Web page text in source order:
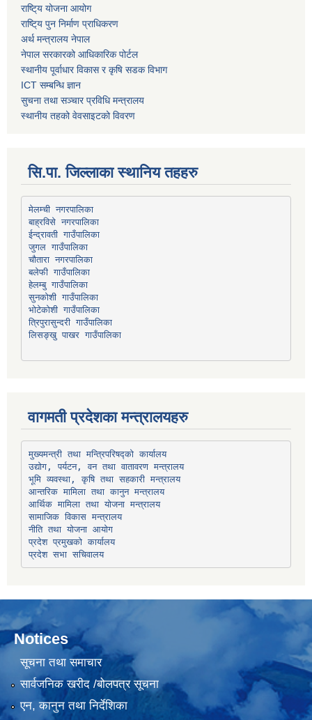
राष्टि्य योजना आयोग
राष्टि्य पुन निर्माण प्राधिकरण
अर्थ मन्त्रालय नेपाल
नेपाल सरकारको आधिकारिक पोर्टल
स्थानीय पूर्वाधार विकास र कृषि सडक विभाग
ICT सम्बन्धि ज्ञान
सुचना तथा सञ्चार प्रविधि मन्त्रालय
स्थानीय तहको वेवसाइटको विवरण
सि.पा. जिल्लाका स्थानिय तहहरु
मेलम्ची नगरपालिका
बाह्रविसे नगरपालिका
ईन्द्रावती गाउँपालिका
जुगल गाउँपालिका
चौतारा नगरपालिका
बलेफी गाउँपालिका
हेलम्बु गाउँपालिका
सुनकोशी गाउँपालिका
भोटेकोशी गाउँपालिका
त्रिपुरासुन्दरी गाउँपालिका
लिसङ्खु पाखर गाउँपालिका
वागमती प्रदेशका मन्त्रालयहरु
मुख्यमन्त्री तथा मन्त्रिपरिषद्को कार्यालय
उद्योग, पर्यटन, वन तथा वातावरण मन्त्रालय
भूमि व्यवस्था, कृषि तथा सहकारी मन्त्रालय
आन्तरिक मामिला तथा कानुन मन्त्रालय
आर्थिक मामिला तथा योजना मन्त्रालय
सामाजिक विकास मन्त्रालय
नीति तथा योजना आयोग
प्रदेश प्रमुखको कार्यालय
प्रदेश सभा सचिवालय
Notices
सूचना तथा समाचार
सार्वजनिक खरीद /बोलपत्र सूचना
एन, कानुन तथा निर्देशिका